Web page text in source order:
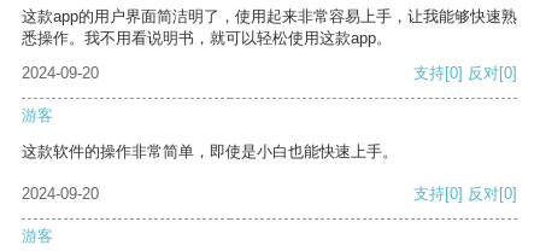
这款app的用户界面简洁明了，使用起来非常容易上手，让我能够快速熟
悉操作。我不用看说明书，就可以轻松使用这款app。
2024-09-20
支持[0] 反对[0]
游客
这款软件的操作非常简单，即使是小白也能快速上手。
2024-09-20 支持[0] 反对[0]
游客